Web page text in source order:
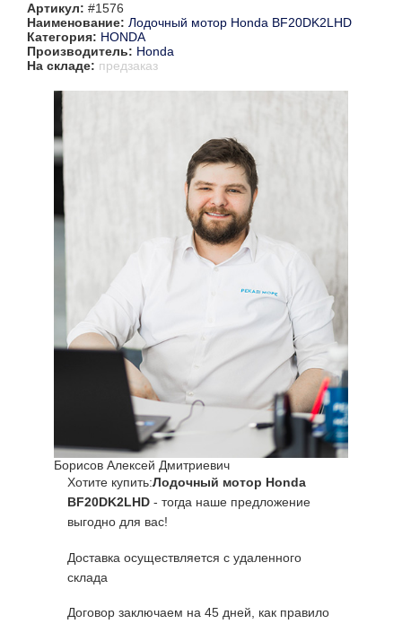
Артикул: #1576
Наименование: Лодочный мотор Honda BF20DK2LHD
Категория: HONDA
Производитель: Honda
На складе: предзаказ
Борисов Алексей Дмитриевич
Хотите купить:Лодочный мотор Honda
BF20DK2LHD - тогда наше предложение
выгодно для вас!
Доставка осуществляется с удаленного
склада
Договор заключаем на 45 дней, как правило